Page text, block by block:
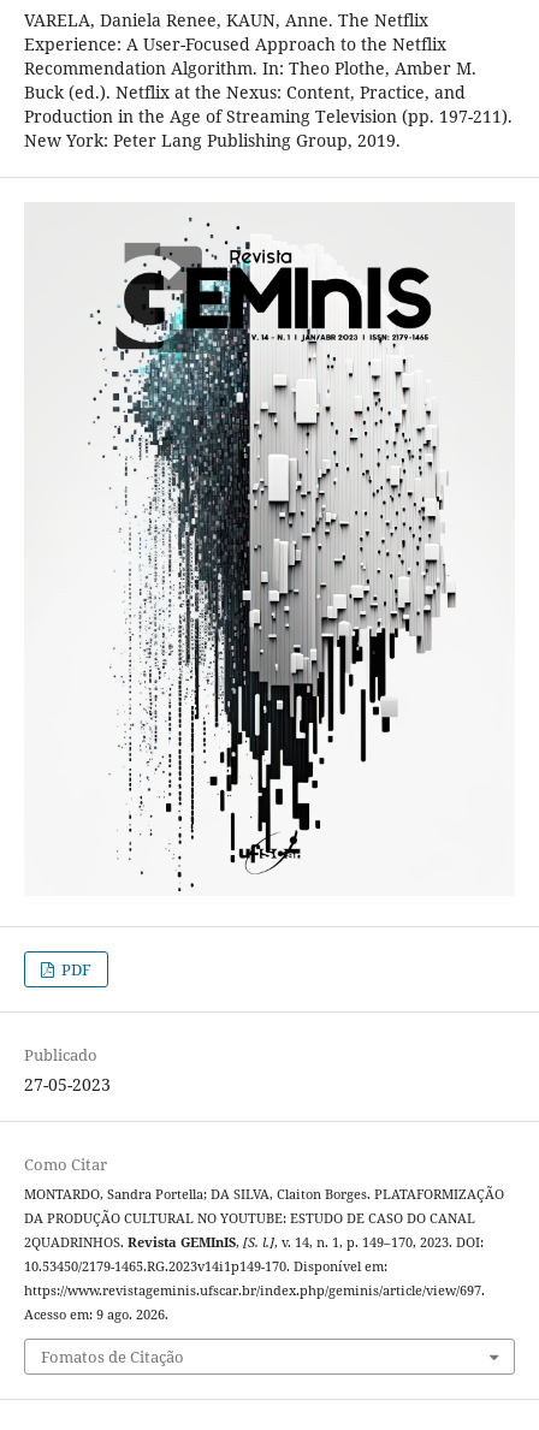
VARELA, Daniela Renee, KAUN, Anne. The Netflix
Experience: A User-Focused Approach to the Netflix
Recommendation Algorithm. In: Theo Plothe, Amber M.
Buck (ed.). Netflix at the Nexus: Content, Practice, and
Production in the Age of Streaming Television (pp. 197-211).
New York: Peter Lang Publishing Group, 2019.
PDF
Publicado
27-05-2023
Como Citar
MONTARDO, Sandra Portella; DA SILVA, Claiton Borges. PLATAFORMIZAÇÃO
DA PRODUÇÃO CULTURAL NO YOUTUBE: ESTUDO DE CASO DO CANAL
2QUADRINHOS. Revista GEMInIS, [S. l.], v. 14, n. 1, p. 149–170, 2023. DOI:
10.53450/2179-1465.RG.2023v14i1p149-170. Disponível em:
https://www.revistageminis.ufscar.br/index.php/geminis/article/view/697.
Acesso em: 9 ago. 2026.
Fomatos de Citação